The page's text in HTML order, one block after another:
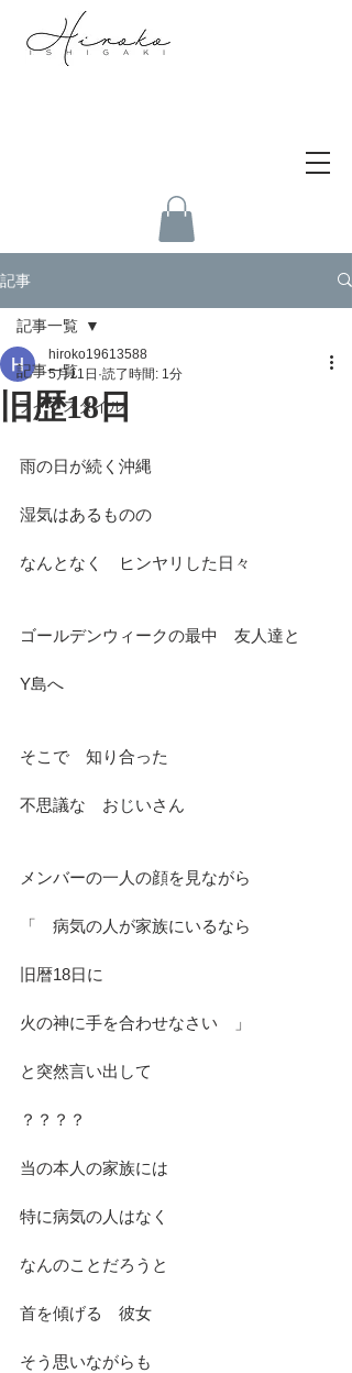
記事
記事一覧
ライフスタイル
記事一覧
旧歴18日
hiroko19613588
5月11日 読了時間: 1分
雨の日が続く沖縄
湿気はあるものの
なんとなく　ヒンヤリした日々
ゴールデンウィークの最中　友人達と
Y島へ
そこで　知り合った
不思議な　おじいさん
メンバーの一人の顔を見ながら
「　病気の人が家族にいるなら
旧暦18日に
火の神に手を合わせなさい　」
と突然言い出して
？？？？
当の本人の家族には
特に病気の人はなく
なんのことだろうと
首を傾げる　彼女
そう思いながらも